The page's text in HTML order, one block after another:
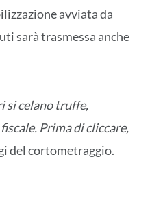
avviata da
sarà trasmessa anche
si celano truffe,
Prima di cliccare,
del cortometraggio.